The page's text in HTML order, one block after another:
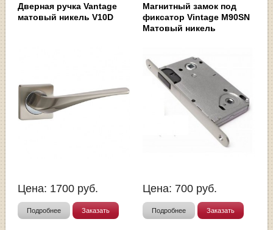
Дверная ручка Vantage
матовый никель V10D
Цена: 1700 руб.
Подробнее Заказать
Магнитный замок под
фиксатор Vintage M90SN
Матовый никель
Цена: 700 руб.
Подробнее Заказать